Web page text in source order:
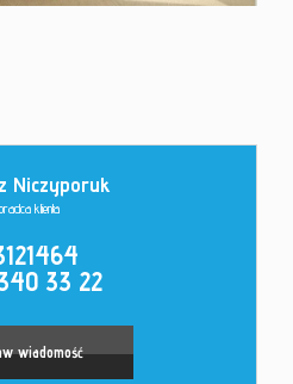
Niczyporuk
klienta
33 22
wiadomość